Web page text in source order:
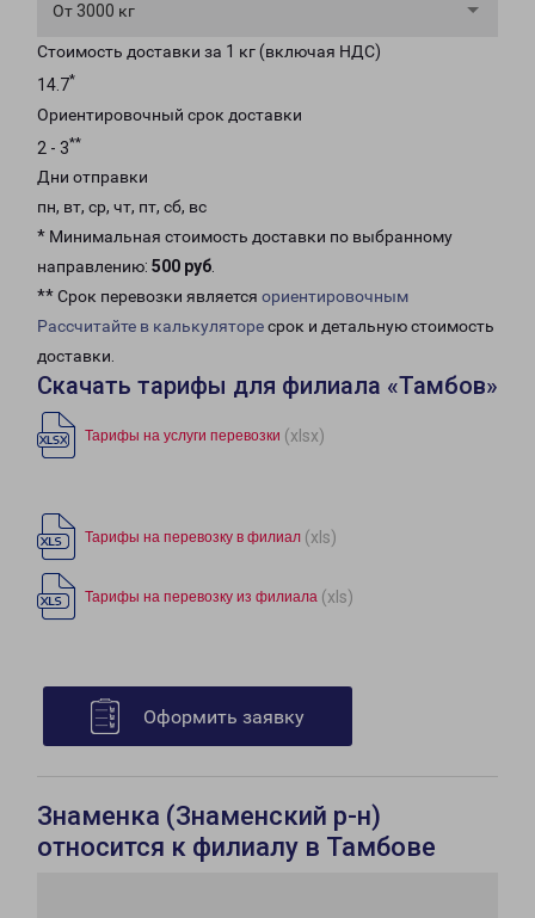
От 3000 кг
Стоимость доставки за 1 кг (включая НДС)
14.7*
Ориентировочный срок доставки
2 - 3**
Дни отправки
пн, вт, ср, чт, пт, сб, вс
* Минимальная стоимость доставки по выбранному
направлению: 500 руб.
** Срок перевозки является ориентировочным
Рассчитайте в калькуляторесрок и детальную стоимость
доставки.
Скачать тарифы для филиала «Тамбов»
Тарифы на услуги перевозки (xlsx)
Тарифы на перевозку в филиал (xls)
Тарифы на перевозку из филиала (xls)
Оформить заявку
Знаменка (Знаменский р-н)
относится к филиалу в Тамбове